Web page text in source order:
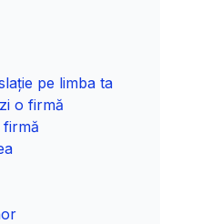
pe limba ta
o firmă
firmă